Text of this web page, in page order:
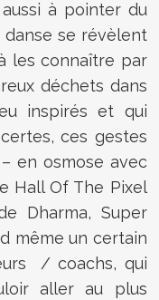
à pointer du
se révèlent
les connaître par
déchets dans
inspirés et qui
ces gestes
en osmose avec
Hall Of The Pixel
Dharma, Super
même un certain
/ coachs, qui
aller au plus